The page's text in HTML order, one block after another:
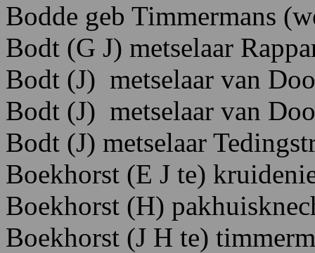
Bodde geb Timmermans
Bodt (G J) metselaar
Bodt (J) metselaar van
Bodt (J) metselaar van
Bodt (J) metselaar
Boekhorst (E J te)
Boekhorst (H)
Boekhorst (J H te)